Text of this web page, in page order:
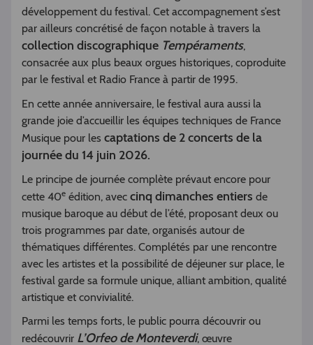
développement du festival. Cet accompagnement s’est
par ailleurs concrétisé de façon notable à travers la
collection discographique Tempéraments,
consacrée aux plus beaux orgues historiques, coproduite
par le festival et Radio France à partir de 1995.
En cette année anniversaire, le festival aura aussi la
grande joie d’accueillir les équipes techniques de France
Musique pour les captations de 2 concerts de la
journée du 14 juin 2026.
Le principe de journée complète prévaut encore pour
cette 40e édition, avec cinq dimanches entiers de
musique baroque au début de l’été, proposant deux ou
trois programmes par date, organisés autour de
thématiques différentes. Complétés par une rencontre
avec les artistes et la possibilité de déjeuner sur place, le
festival garde sa formule unique, alliant ambition, qualité
artistique et convivialité.
Parmi les temps forts, le public pourra découvrir ou
redécouvrir L’Orfeo de Monteverdi, œuvre